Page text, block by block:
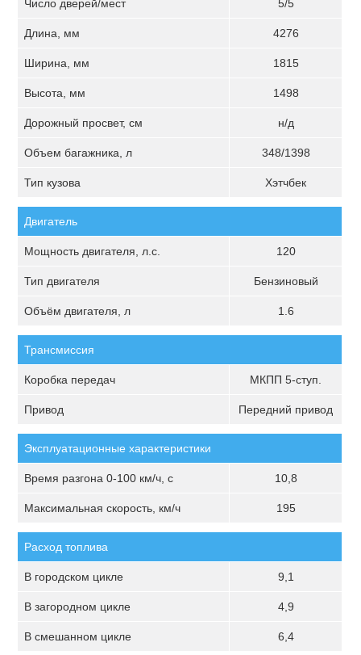
Число дверей/мест 5/5
Длина, мм 4276
Ширина, мм 1815
Высота, мм 1498
Дорожный просвет, см н/д
Объем багажника, л 348/1398
Тип кузова Хэтчбек
Двигатель
Мощность двигателя, л.с. 120
Тип двигателя Бензиновый
Объём двигателя, л 1.6
Трансмиссия
Коробка передач МКПП 5-ступ.
Привод Передний привод
Эксплуатационные характеристики
Время разгона 0-100 км/ч, с 10,8
Максимальная скорость, км/ч 195
Расход топлива
В городском цикле 9,1
В загородном цикле 4,9
В смешанном цикле 6,4